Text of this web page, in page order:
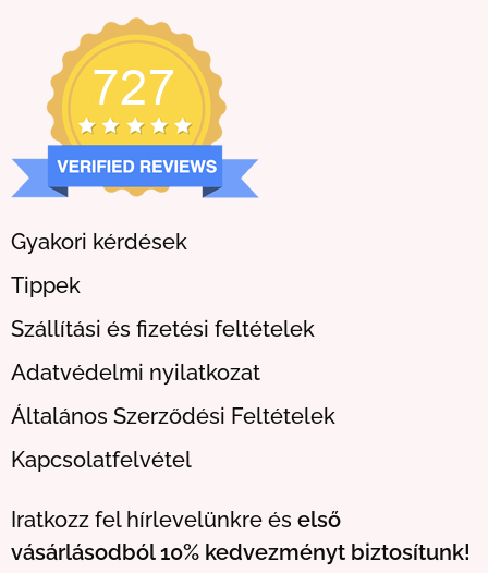
Gyakori kérdések
Tippek
Szállítási és fizetési feltételek
Adatvédelmi nyilatkozat
Általános Szerződési Feltételek
Kapcsolatfelvétel
Iratkozz fel hírlevelünkre és első
vásárlásodból 10% kedvezményt biztosítunk!